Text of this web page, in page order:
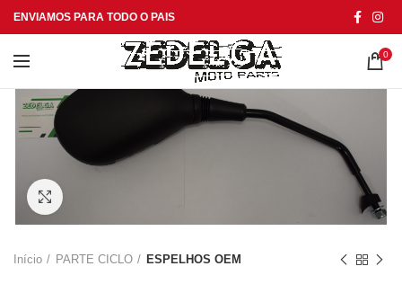
ENVIAMOS PARA TODO O PAIS
0
Início PARTE CICLO ESPELHOS OEM